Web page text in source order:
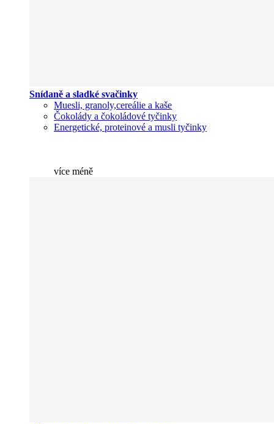
Snídaně a sladké svačinky
Muesli, granoly,cereálie a kaše
Čokolády a čokoládové tyčinky
Energetické, proteinové a musli tyčinky
více méně